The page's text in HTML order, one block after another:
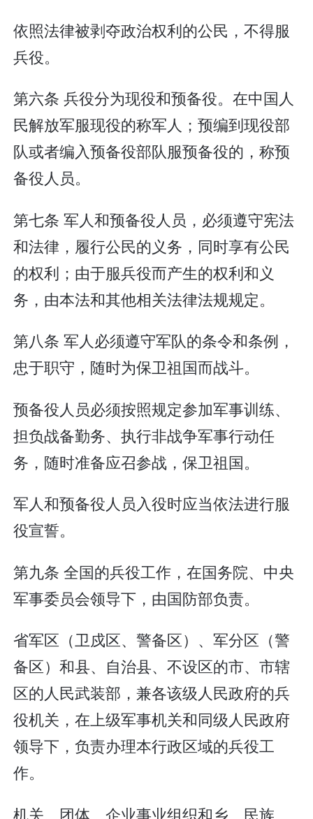
依照法律被剥夺政治权利的公民，不得服
兵役。
第六条 兵役分为现役和预备役。在中国人
民解放军服现役的称军人；预编到现役部
队或者编入预备役部队服预备役的，称预
备役人员。
第七条 军人和预备役人员，必须遵守宪法
和法律，履行公民的义务，同时享有公民
的权利；由于服兵役而产生的权利和义
务，由本法和其他相关法律法规规定。
第八条 军人必须遵守军队的条令和条例，
忠于职守，随时为保卫祖国而战斗。
预备役人员必须按照规定参加军事训练、
担负战备勤务、执行非战争军事行动任
务，随时准备应召参战，保卫祖国。
军人和预备役人员入役时应当依法进行服
役宣誓。
第九条 全国的兵役工作，在国务院、中央
军事委员会领导下，由国防部负责。
省军区（卫戍区、警备区）、军分区（警
备区）和县、自治县、不设区的市、市辖
区的人民武装部，兼各该级人民政府的兵
役机关，在上级军事机关和同级人民政府
领导下，负责办理本行政区域的兵役工
作。
机关、团体、企业事业组织和乡、民族